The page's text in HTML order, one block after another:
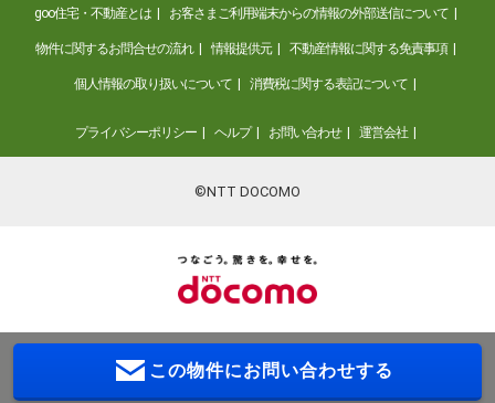
goo住宅・不動産とは お客さまご利用端末からの情報の外部送信について
物件に関するお問合せの流れ 情報提供元 不動産情報に関する免責事項
個人情報の取り扱いについて 消費税に関する表記について
プライバシーポリシー ヘルプ お問い合わせ 運営会社
©NTT DOCOMO
この物件にお問い合わせする